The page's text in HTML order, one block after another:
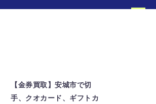
【金券買取】安城市で切
手、クオカード、ギフトカ